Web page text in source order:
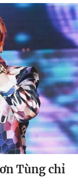
Tùng chỉ